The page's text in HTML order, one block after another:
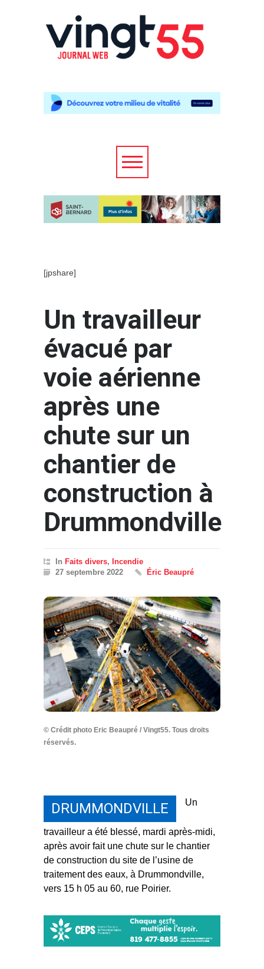
[jpshare]
Un travailleur
évacué par
voie aérienne
après une
chute sur un
chantier de
construction à
Drummondville
In Faits divers, Incendie
27 septembre 2022
Éric Beaupré
© Crédit photo Eric Beaupré / Vingt55. Tous droits
réservés.
DRUMMONDVILLE Un
travailleur a été blessé, mardi après-midi,
après avoir fait une chute sur le chantier
de construction du site de l’usine de
traitement des eaux, à Drummondville,
vers 15 h 05 au 60, rue Poirier.